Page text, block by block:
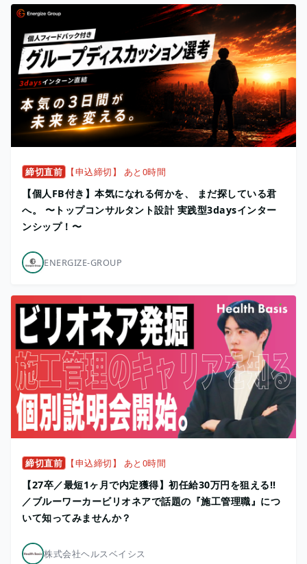
締切直前 【申込締切】 あと0時間
【個人FB付き】本気になれる何かを、 まだ探している君
へ。 〜トップコンサルタント設計 実践型3daysインター
ンシップ！〜
ENERGIZE-GROUP
締切直前 【申込締切】 あと0時間
【27卒／最短1ヶ月で内定獲得】初任給30万円を狙える!!
／ブルーワーカービリオネアで話題の『施工管理職』につ
いて知ってみませんか？
株式会社ヘルスベイシス